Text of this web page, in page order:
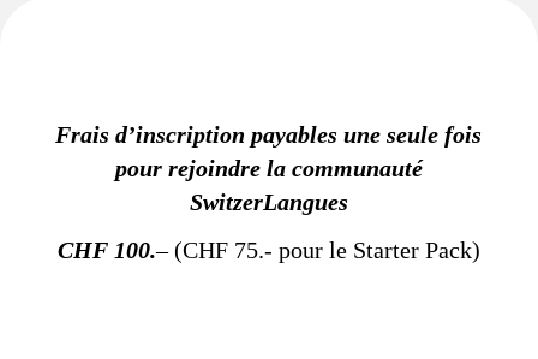
Frais d’inscription payables une seule fois
pour rejoindre la communauté
SwitzerLangues
CHF 100.– (CHF 75.- pour le Starter Pack)